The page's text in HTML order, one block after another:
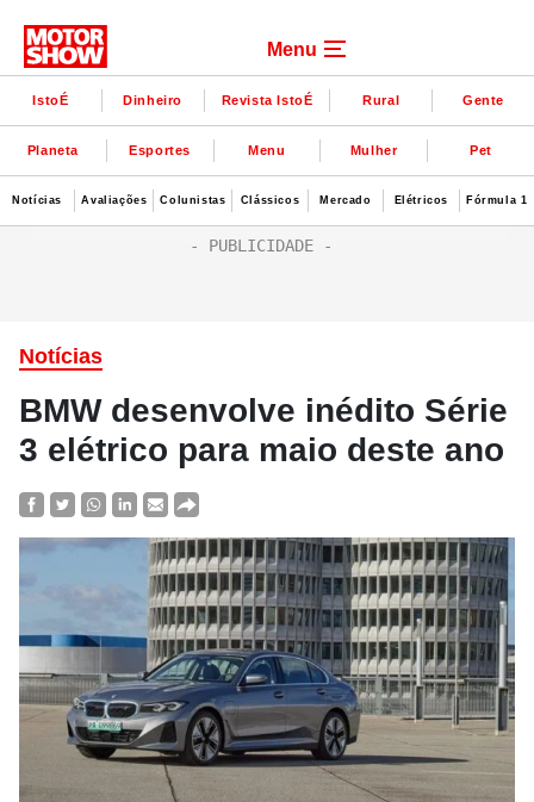
Menu
IstoÉ Dinheiro Revista IstoÉ Rural Gente
Planeta Esportes Menu Mulher Pet
Notícias Avaliações Colunistas Clássicos Mercado Elétricos Fórmula 1
Notícias
BMW desenvolve inédito Série
3 elétrico para maio deste ano